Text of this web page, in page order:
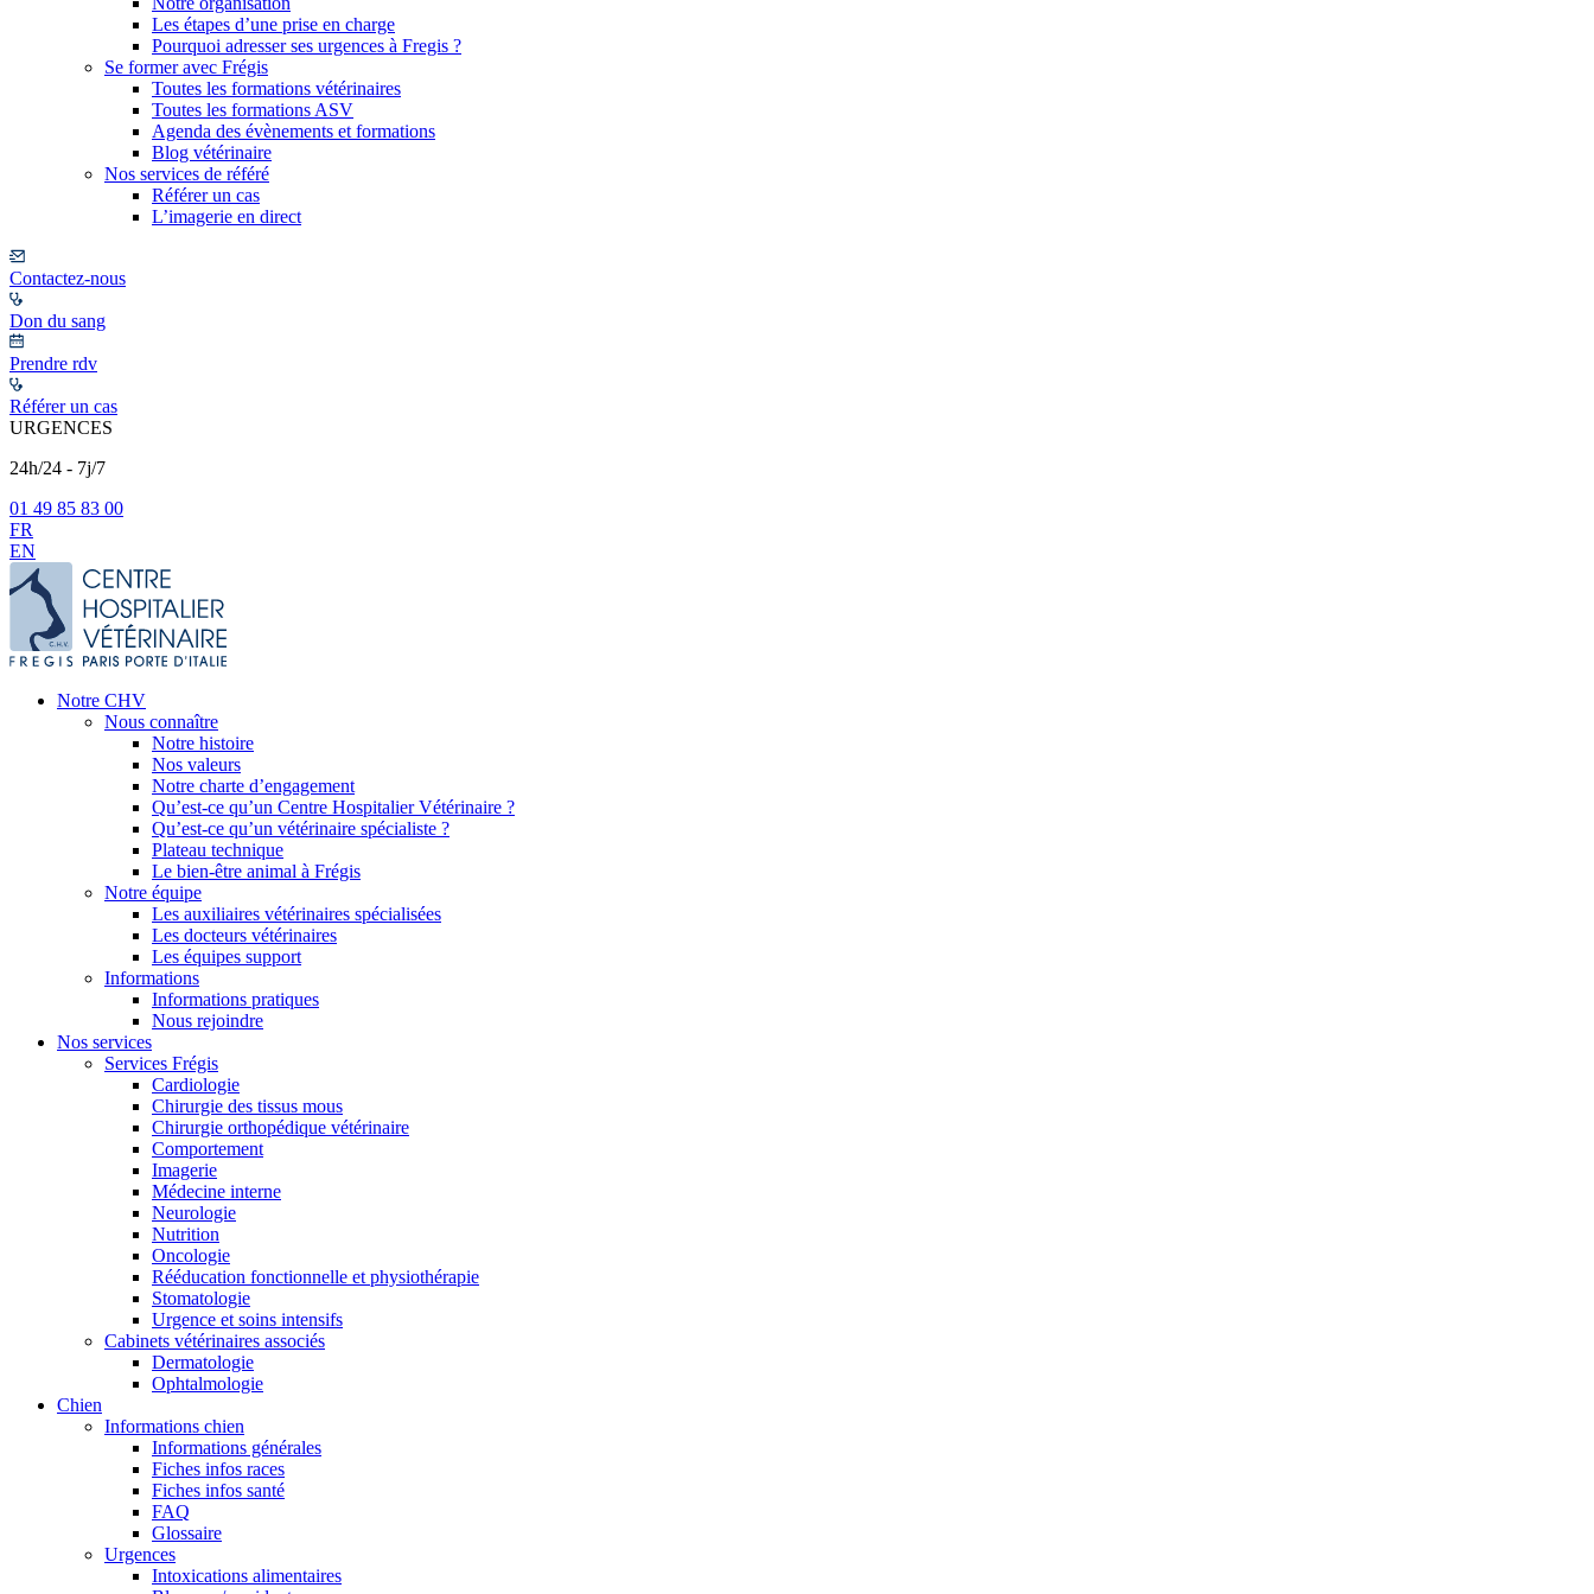
Les étapes d’une prise en charge
Pourquoi adresser ses urgences à Fregis ?
Se former avec Frégis
Toutes les formations vétérinaires
Toutes les formations ASV
Agenda des évènements et formations
Blog vétérinaire
Nos services de référé
Référer un cas
L’imagerie en direct
Contactez-nous
Don du sang
Prendre rdv
Référer un cas
URGENCES
24h/24 - 7j/7
01 49 85 83 00
FR
EN
Notre CHV
Nous connaître
Notre histoire
Nos valeurs
Notre charte d’engagement
Qu’est-ce qu’un Centre Hospitalier Vétérinaire ?
Qu’est-ce qu’un vétérinaire spécialiste ?
Plateau technique
Le bien-être animal à Frégis
Notre équipe
Les auxiliaires vétérinaires spécialisées
Les docteurs vétérinaires
Les équipes support
Informations
Informations pratiques
Nous rejoindre
Nos services
Services Frégis
Cardiologie
Chirurgie des tissus mous
Chirurgie orthopédique vétérinaire
Comportement
Imagerie
Médecine interne
Neurologie
Nutrition
Oncologie
Rééducation fonctionnelle et physiothérapie
Stomatologie
Urgence et soins intensifs
Cabinets vétérinaires associés
Dermatologie
Ophtalmologie
Chien
Informations chien
Informations générales
Fiches infos races
Fiches infos santé
FAQ
Glossaire
Urgences
Intoxications alimentaires